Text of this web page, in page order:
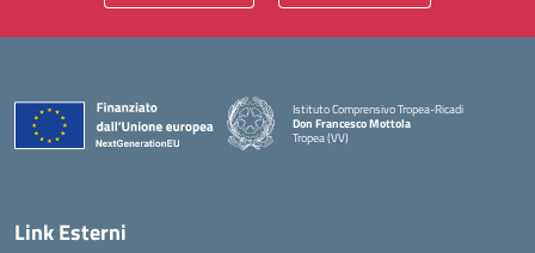
Istituto Comprensivo Tropea-Ricadi
Don Francesco Mottola
Tropea (VV)
— Visita la pagina iniziale della scuola
Link Esterni